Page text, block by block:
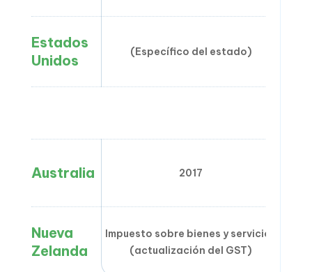
Estados
Unidos
(Específico del estado)
Australia 2017
Nueva
Zelanda
Impuesto sobre bienes y servicios
(actualización del GST)